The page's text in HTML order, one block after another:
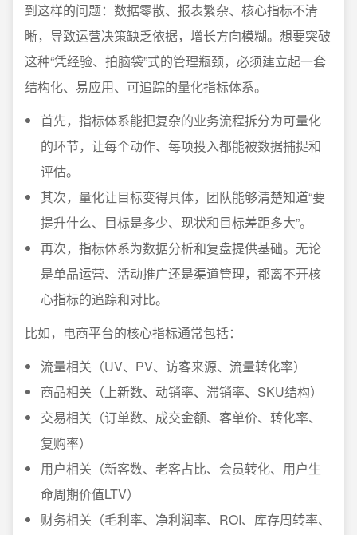
到这样的问题：数据零散、报表繁杂、核心指标不清
晰，导致运营决策缺乏依据，增长方向模糊。想要突破
这种“凭经验、拍脑袋”式的管理瓶颈，必须建立起一套
结构化、易应用、可追踪的量化指标体系。
首先，指标体系能把复杂的业务流程拆分为可量化
的环节，让每个动作、每项投入都能被数据捕捉和
评估。
其次，量化让目标变得具体，团队能够清楚知道“要
提升什么、目标是多少、现状和目标差距多大”。
再次，指标体系为数据分析和复盘提供基础。无论
是单品运营、活动推广还是渠道管理，都离不开核
心指标的追踪和对比。
比如，电商平台的核心指标通常包括：
流量相关（UV、PV、访客来源、流量转化率）
商品相关（上新数、动销率、滞销率、SKU结构）
交易相关（订单数、成交金额、客单价、转化率、
复购率）
用户相关（新客数、老客占比、会员转化、用户生
命周期价值LTV）
财务相关（毛利率、净利润率、ROI、库存周转率、